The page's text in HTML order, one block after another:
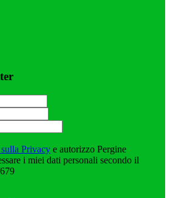
Privacy e autorizzo Pergine
i miei dati personali secondo il